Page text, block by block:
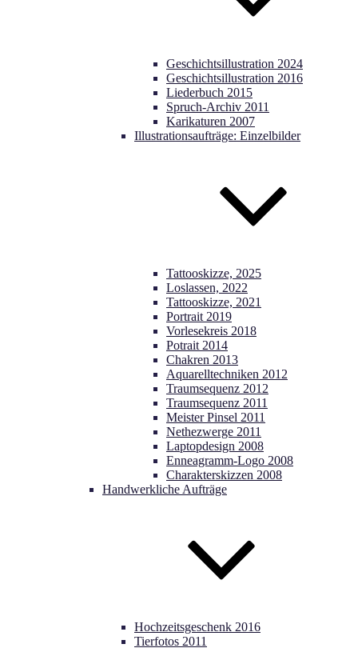
Geschichtsillustration 2024
Geschichtsillustration 2016
Liederbuch 2015
Spruch-Archiv 2011
Karikaturen 2007
Illustrationsaufträge: Einzelbilder
Tattooskizze, 2025
Loslassen, 2022
Tattooskizze, 2021
Portrait 2019
Vorlesekreis 2018
Potrait 2014
Chakren 2013
Aquarelltechniken 2012
Traumsequenz 2012
Traumsequenz 2011
Meister Pinsel 2011
Nethezwerge 2011
Laptopdesign 2008
Enneagramm-Logo 2008
Charakterskizzen 2008
Handwerkliche Aufträge
Hochzeitsgeschenk 2016
Tierfotos 2011